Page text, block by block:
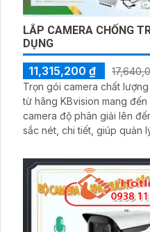
LẮP CAMERA CHỐNG
DỤNG
11,315,200 ₫
Trọn gói camera chất
từ hãng KBvision mang đến
camera độ phân giải lên
sắc nét, chi tiết, giúp quản
dịch vụ chăm sóc khách
khách hàng yên tâm về
camera